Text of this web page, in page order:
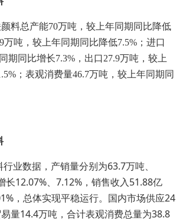
料总产能70万吨，较上年同期同比降低
万吨，较上年同期同比降低7.5%；进口
期同比增长7.3%，出口27.9万吨，较上
；表观消费量46.7万吨，较上年同期同
业数据，产销量分别为63.7万吨、
长12.07%、7.12%，销售收入51.88亿
，总体实现平稳运行。国内市场供应24
量14.4万吨，合计表观消费总量为38.8